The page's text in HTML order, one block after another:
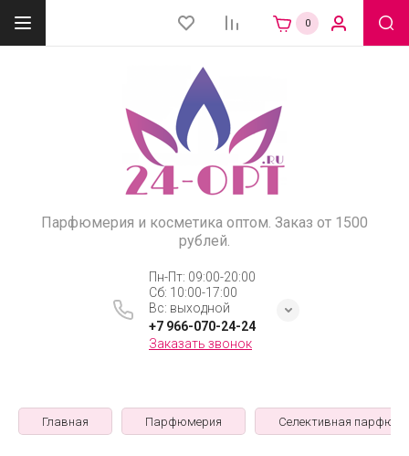
0
Парфюмерия и косметика оптом. Заказ от 1500
рублей.
Пн-Пт: 09:00-20:00
Сб: 10:00-17:00
Вс: выходной
+7 966-070-24-24
Заказать звонок
Главная Парфюмерия Селективная